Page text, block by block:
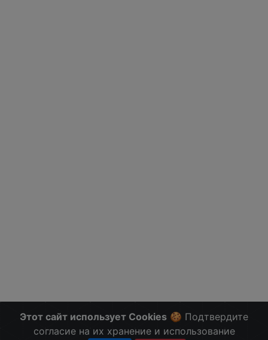
Этот сайт использует Cookies 🍪 Подтвердите
согласие на их хранение и использование